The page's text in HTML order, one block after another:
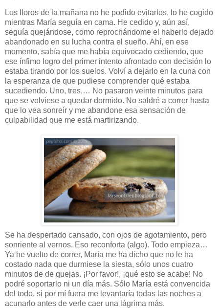
Los lloros de la mañana no he podido evitarlos, lo he cogido
mientras María seguía en cama. He cedido y, aún así,
seguía quejándose, como reprochándome el haberlo dejado
abandonado en su lucha contra el sueño. Ahí, en ese
momento, sabía que me había equivocado cediendo, que
ese ínfimo logro del primer intento afrontado con decisión lo
estaba tirando por los suelos. Volví a dejarlo en la cuna con
la esperanza de que pudiese comprender qué estaba
sucediendo. Uno, tres,… No pasaron veinte minutos para
que se volviese a quedar dormido. No saldré a correr hasta
que lo vea sonreír y me abandone esa sensación de
culpabilidad que me está martirizando.
Se ha despertado cansado, con ojos de agotamiento, pero
sonriente al vernos. Eso reconforta (algo). Todo empieza…
Ya he vuelto de correr, María me ha dicho que no le ha
costado nada que durmiese la siesta, sólo unos cuatro
minutos de de quejas. ¡Por favor!, ¡qué esto se acabe! No
podré soportarlo ni un día más. Sólo María está convencida
del todo, si por mí fuera me levantaría todas las noches a
acunarlo antes de verle caer una lágrima más.